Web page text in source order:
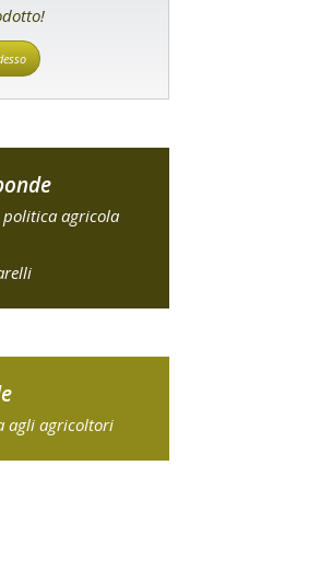
agricola
agli agricoltori